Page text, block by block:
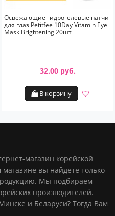
Освежающие гидрогелевые патчи
для глаз Petitfee 10Day Vitamin Eye
Mask Brightening 20шт
32.00 руб.
В корзину
магазин корейской
вы найдете только
Мы подбираем
производителей.
и Беларуси? Тогда Вам